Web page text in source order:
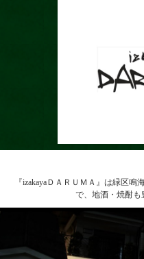
『izakayaＤＡＲＵＭＡ』は緑区
で、地酒・焼酎